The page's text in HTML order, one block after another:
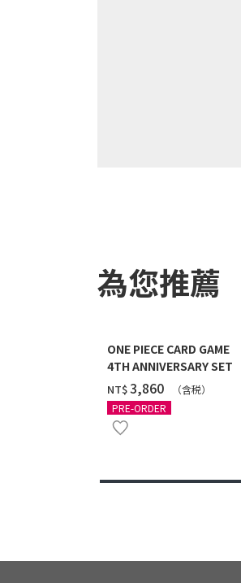
為您推薦
ONE PIECE CARD GAME
4TH ANNIVERSARY SET
NT$‌3,860
（含税）
PRE-ORDER